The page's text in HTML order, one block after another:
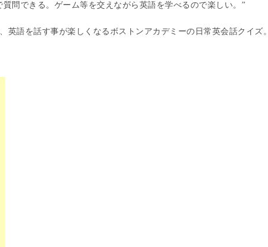
問できる。ゲーム等を交えながら英語を学べるので楽しい。”
英語を話す事が楽しくなるボストンアカデミーの日常英会話クイズ。